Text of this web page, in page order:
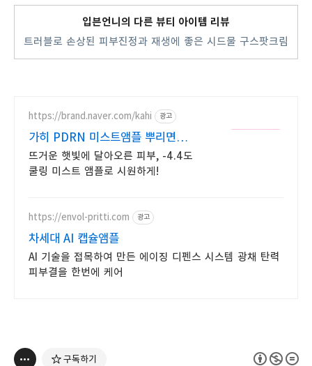
입븐언니의 다른 뷰티 아이템 리뷰
트러블로 손상된 피부진정과 재생에 좋은 시드물 구스팟크림
https://brand.naver.com/kahi 광고
가히 PDRN 미스트앰플 뿌리면
물광 속보습 완성
뜨거운 햇빛에 달아오른 피부, -4.4도
쿨링 미스트 앰플로 시원하게!
https://envol-pritti.com 광고
차세대 AI 캡슐앰플
AI 기술을 접목하여 만든 에이징 디펜스 시스템 광채 탄력
피부결을 한번에 케어
구독하기